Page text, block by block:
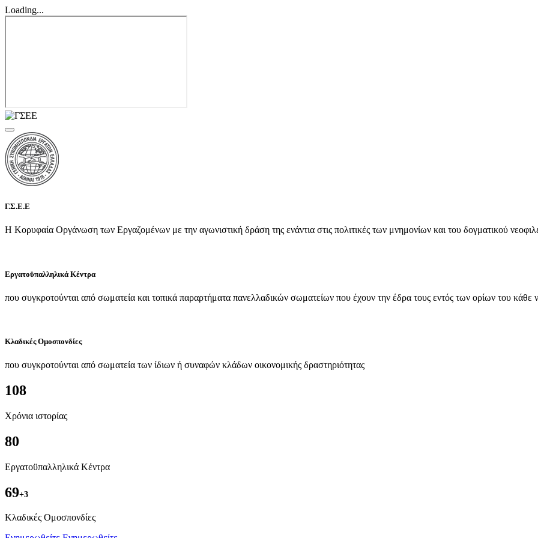
Loading...
Γ.Σ.Ε.Ε
Η Κορυφαία Οργάνωση των Εργαζομένων με την αγωνιστική δράση της ενάντια στις πολιτικές των μνημονίων και του δογματικού
Εργατοϋπαλληλικά Κέντρα
που συγκροτούνται από σωματεία και τοπικά παραρτήματα πανελλαδικών σωματείων που έχουν την έδρα τους εντός των ορίων του κάθε
Κλαδικές Ομοσπονδίες
που συγκροτούνται από σωματεία των ίδιων ή συναφών κλάδων οικονομικής δραστηριότητας
108
Χρόνια ιστορίας
80
Εργατοϋπαλληλικά Κέντρα
69+3
Kλαδικές Ομοσπονδίες